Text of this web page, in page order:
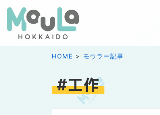
HOME モウラー記事
工作